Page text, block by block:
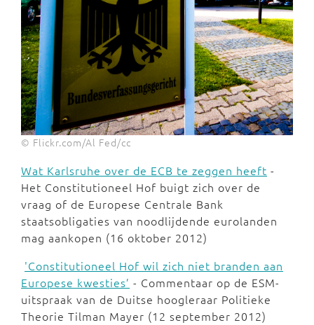
© Flickr.com/Al Fed/cc
Wat Karlsruhe over de ECB te zeggen heeft -
Het Constitutioneel Hof buigt zich over de
vraag of de Europese Centrale Bank
staatsobligaties van noodlijdende eurolanden
mag aankopen (16 oktober 2012)
'Constitutioneel Hof wil zich niet branden aan
Europese kwesties’ - Commentaar op de ESM-
uitspraak van de Duitse hoogleraar Politieke
Theorie Tilman Mayer (12 september 2012)